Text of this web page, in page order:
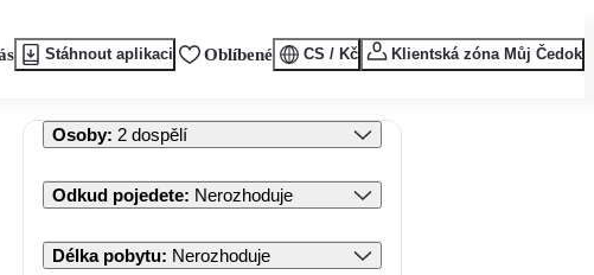
Stáhnout aplikaci Oblíbené CS / Kč Klientská zóna Můj Čedok
Osoby: 2 dospělí
Odkud pojedete: Nerozhoduje
Délka pobytu: Nerozhoduje